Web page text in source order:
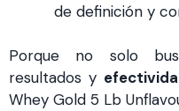
de definición y
Porque no solo
resultados y
Whey Gold 5 Lb